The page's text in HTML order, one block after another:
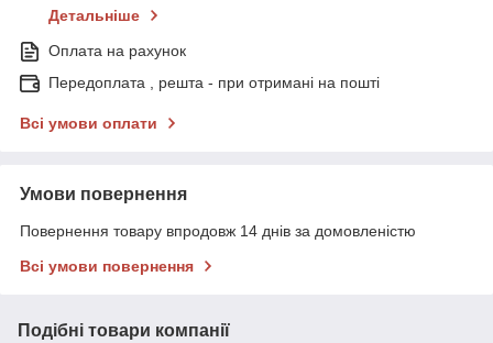
Детальніше
Оплата на рахунок
Передоплата , решта - при отримані на пошті
Всі умови оплати
Умови повернення
Повернення товару впродовж 14 днів за домовленістю
Всі умови повернення
Подібні товари компанії